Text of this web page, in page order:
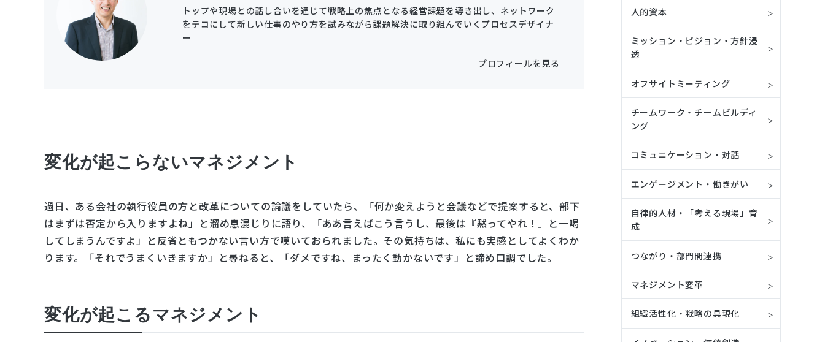
トップや現場との話し合いを通じて戦略上の焦点となる経営課題を導き出し、ネットワーク
をテコにして新しい仕事のやり方を試みながら課題解決に取り組んでいくプロセスデザイナ
ー
プロフィールを見る
変化が起こらないマネジメント
過日、ある会社の執行役員の方と改革についての論議をしていたら、「何か変えようと会議などで提案すると、部下
はまずは否定から入りますよね」と溜め息混じりに語り、「ああ言えばこう言うし、最後は『黙ってやれ！』と一喝
してしまうんですよ」と反省ともつかない言い方で嘆いておられました。その気持ちは、私にも実感としてよくわか
ります。「それでうまくいきますか」と尋ねると、「ダメですね、まったく動かないです」と諦め口調でした。
変化が起こるマネジメント
人的資本
ミッション・ビジョン・方針浸
透
オフサイトミーティング
チームワーク・チームビルディ
ング
コミュニケーション・対話
エンゲージメント・働きがい
自律的人材・「考える現場」育
成
つながり・部門間連携
マネジメント変革
組織活性化・戦略の具現化